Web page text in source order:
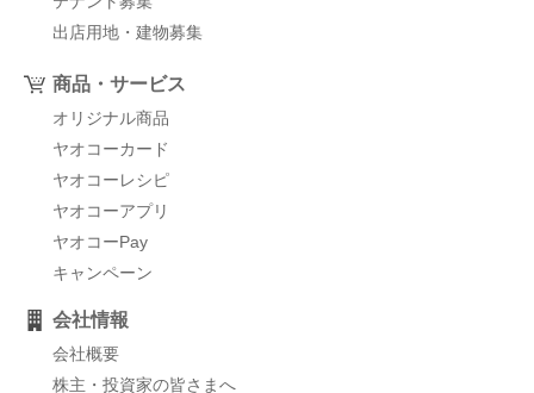
出店用地・建物募集
商品・サービス
オリジナル商品
ヤオコーカード
ヤオコーレシピ
ヤオコーアプリ
ヤオコーPay
キャンペーン
会社情報
会社概要
株主・投資家の皆さまへ